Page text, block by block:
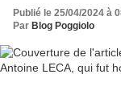
Publié le 25/04/2024 à
Par Blog Poggiolo